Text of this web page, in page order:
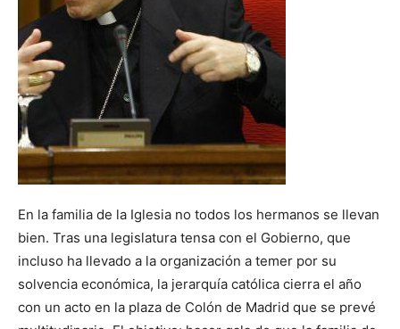
En la familia de la Iglesia no todos los hermanos se llevan
bien. Tras una legislatura tensa con el Gobierno, que
incluso ha llevado a la organización a temer por su
solvencia económica, la jerarquía católica cierra el año
con un acto en la plaza de Colón de Madrid que se prevé